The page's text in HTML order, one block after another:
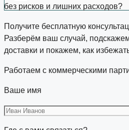
без рисков и лишних расходов?
Получите бесплатную
Разберём ваш случай,
доставки и покажем, как
Работаем с коммерческими
Ваше имя